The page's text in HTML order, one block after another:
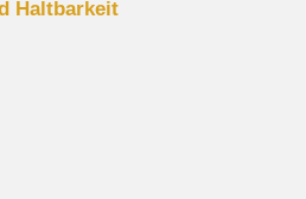
Haltbarkeit